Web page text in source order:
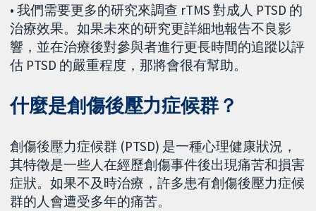
• 我們需要更多的研究來調查 rTMS 對成人 PTSD 的
治療效果。如果未來的研究更詳細地報告不良影
響，並在治療後對參與者進行更長時間的追蹤以評
估 PTSD 的嚴重程度，那將會很有幫助。
什麼是創傷後壓力症候群？
創傷後壓力症候群 (PTSD) 是一種心理健康狀況，
其特徵是一些人在經歷創傷事件後出現痛苦和損害
症狀。如果不及時治療，許多患有創傷後壓力症候
群的人會遭受多年的痛苦。